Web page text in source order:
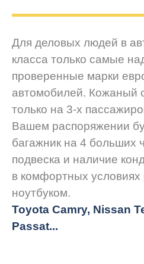
Для деловых людей в
класса только самые
проверенные марки
автомобилей. Кожаный
только на 3-х
Вашем распоряжении
багажник на 4 больших
подвеска и наличие
в комфортных условиях
ноутбуком.
Toyota Camry, Nissan
Passat...